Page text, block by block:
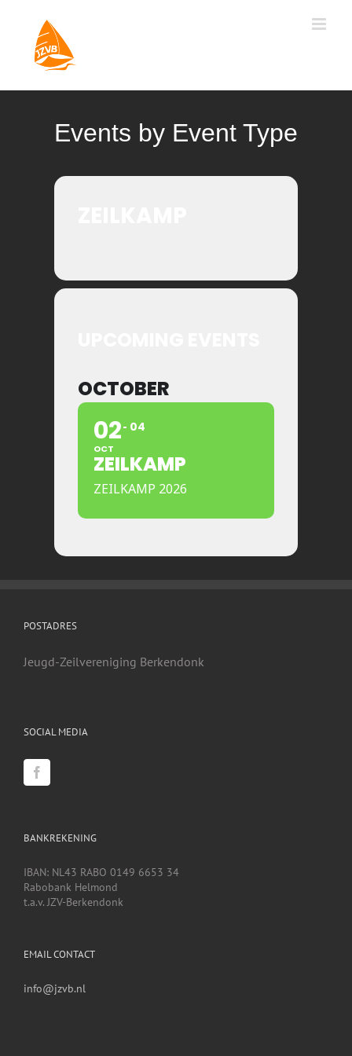
inhoud
Events by Event Type
OCTOBER
02
OCT
04
ZEILKAMP
ZEILKAMP 2026
POSTADRES
Jeugd-Zeilvereniging Berkendonk
SOCIAL MEDIA
BANKREKENING
IBAN: NL43 RABO 0149 6653 34
Rabobank Helmond
t.a.v. JZV-Berkendonk
EMAIL CONTACT
info@jzvb.nl